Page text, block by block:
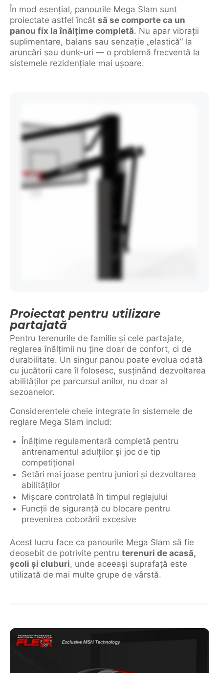
În mod esențial, panourile Mega Slam sunt
proiectate astfel încât să se comporte ca un
panou fix la înălțime completă. Nu apar vibrații
suplimentare, balans sau senzație „elastică” la
aruncări sau dunk-uri — o problemă frecventă la
sistemele rezidențiale mai ușoare.
Proiectat pentru utilizare
partajată
Pentru terenurile de familie și cele partajate,
reglarea înălțimii nu ține doar de confort, ci de
durabilitate. Un singur panou poate evolua odată
cu jucătorii care îl folosesc, susținând dezvoltarea
abilităților pe parcursul anilor, nu doar al
sezoanelor.
Considerentele cheie integrate în sistemele de
reglare Mega Slam includ:
Înălțime regulamentară completă pentru
antrenamentul adulților și joc de tip
competițional
Setări mai joase pentru juniori și dezvoltarea
abilităților
Mișcare controlată în timpul reglajului
Funcții de siguranță cu blocare pentru
prevenirea coborârii excesive
Acest lucru face ca panourile Mega Slam să fie
deosebit de potrivite pentru terenuri de acasă,
școli și cluburi, unde aceeași suprafață este
utilizată de mai multe grupe de vârstă.